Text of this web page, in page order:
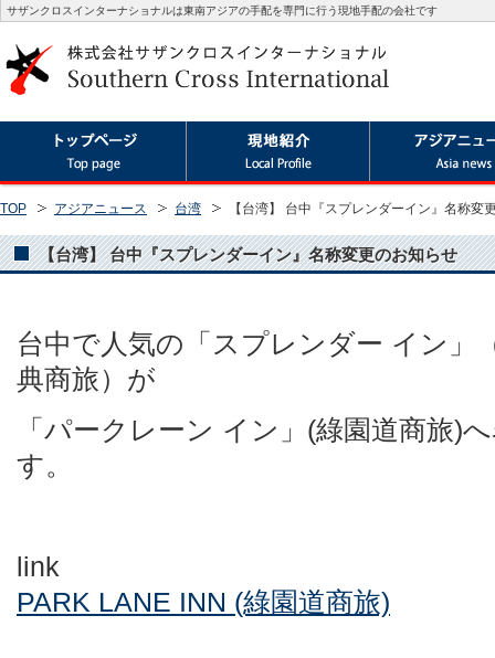
サザンクロスインターナショナルは東南アジアの手配を専門に行う現地手配の会社です
TOP アジアニュース 台湾 【台湾】 台中『スプレンダーイン』名称変
【台湾】 台中『スプレンダーイン』名称変更のお知らせ
台中で人気の「スプレンダー イン」
典商旅）が
「パークレーン イン」(綠園道商旅)
す。
link
PARK LANE INN (綠園道商旅)